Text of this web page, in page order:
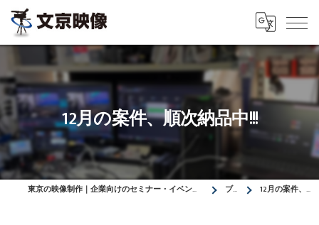
12月の案件、順次納品中!!!
東京の映像制作｜企業向けのセミナー・イベントの動画制作なら「株式会社文京映像」 ブログ 12月の案件、順次納品中!!!